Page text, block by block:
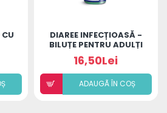
DIAREE INFECȚIOASĂ -
BILUȚE PENTRU ADULȚI
16,50Lei
ADAUGÃ ÎN COȘ